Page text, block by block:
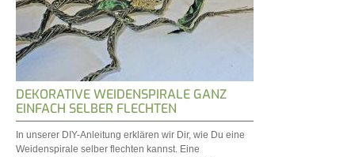
DEKORATIVE WEIDENSPIRALE GANZ
EINFACH SELBER FLECHTEN
In unserer DIY-Anleitung erklären wir Dir, wie Du eine
Weidenspirale selber flechten kannst. Eine